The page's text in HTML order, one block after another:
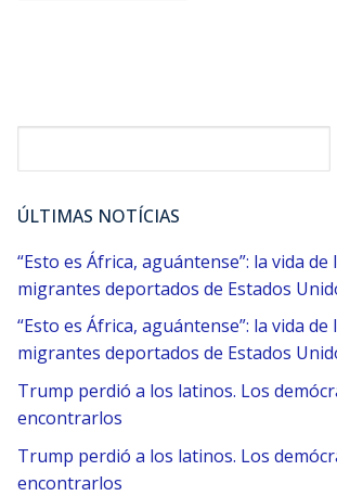
ÚLTIMAS NOTÍCIAS
“Esto es África, aguántense”: la vida
migrantes deportados de Estados
“Esto es África, aguántense”: la vida
migrantes deportados de Estados
Trump perdió a los latinos. Los
encontrarlos
Trump perdió a los latinos. Los
encontrarlos